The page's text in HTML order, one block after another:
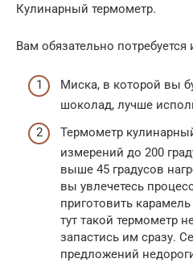
Кулинарный термометр.
Вам обязательно
Миска, в которой вы
шоколад, лучше
Термометр
измерений до 200
выше 45 градусов
вы увлечетесь
приготовить
тут такой термометр
запастись им сразу.
предложений